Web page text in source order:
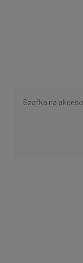
Szafka na